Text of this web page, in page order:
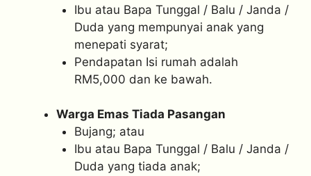
Ibu atau Bapa Tunggal / Balu / Janda /
Duda yang mempunyai anak yang
menepati syarat;
Pendapatan Isi rumah adalah
RM5,000 dan ke bawah.
Warga Emas Tiada Pasangan
Bujang; atau
Ibu atau Bapa Tunggal / Balu / Janda /
Duda yang tiada anak;